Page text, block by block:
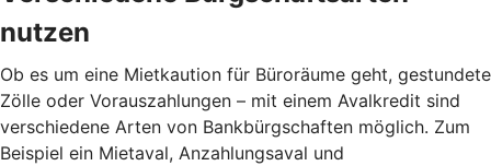
nutzen
Ob es um eine Mietkaution für Büroräume geht, gestundete
Zölle oder Vorauszahlungen – mit einem Avalkredit sind
verschiedene Arten von Bankbürgschaften möglich. Zum
Beispiel ein Mietaval, Anzahlungsaval und